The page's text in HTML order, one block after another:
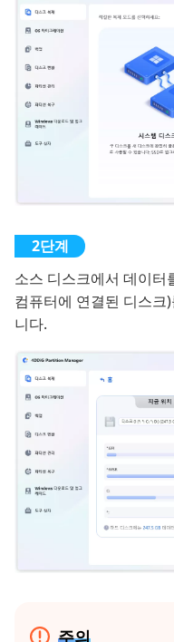
소스 디스크에서 데이터
컴퓨터에 연결된 디스
니다.
주의